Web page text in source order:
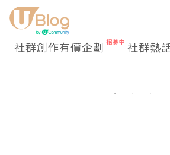
社群創作有價企劃 社群熱